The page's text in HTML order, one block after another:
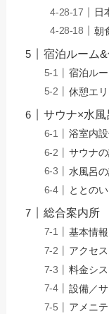
日
朝
宿泊ルーム
宿泊ル
休憩エ
サウナ×水風
浴室内
サウナ
水風呂
ととの
総合案内所
基本情報
アクセ
料金シ
設備／
アメニ